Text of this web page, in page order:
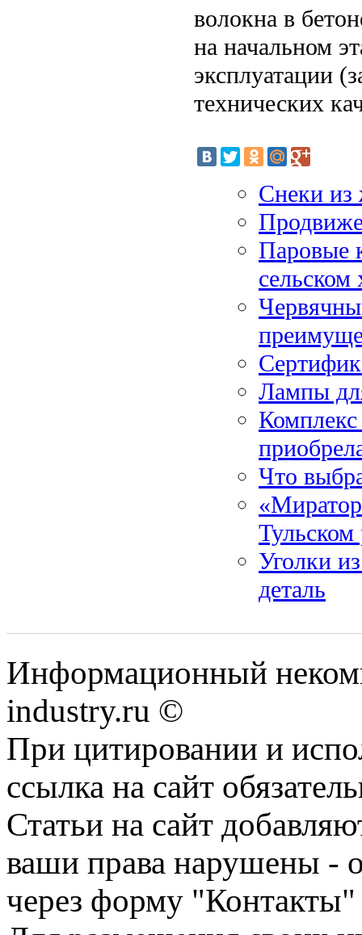
волокна в
на начальном
эксплуатации
технических
Снеки из
Паровые
сельском
Лампы
Что
Тульском
Уголки
деталь
Информационный
industry.ru ©
При цитировании и
ссылка на сайт
Статьи на сайт
ваши права нарушены -
через форму "Контакты"